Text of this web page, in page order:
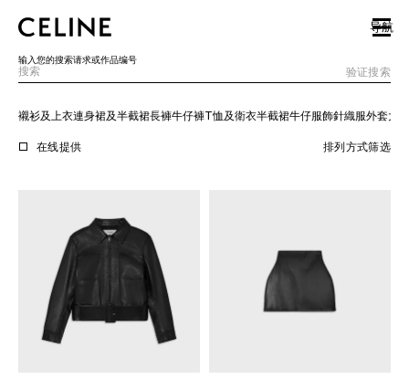
SKIP TO FOOTER CONTENT
跳转至主导览页
导航
输入您的搜索请求或作品编号
验证搜索
襯衫及上衣連身裙及半截裙長褲牛仔褲T恤及衛衣半截裙牛仔服飾針織服外套大褸
在线提供 排列方式筛选
欧洲
亚洲（国家/地区）
中国大陆
澳门特别行政区
香港特别行政区
台湾地区